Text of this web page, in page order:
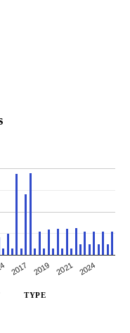
2017 2019 2021 2024
TYPE